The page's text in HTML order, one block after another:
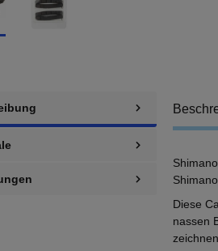
Diese
nassen